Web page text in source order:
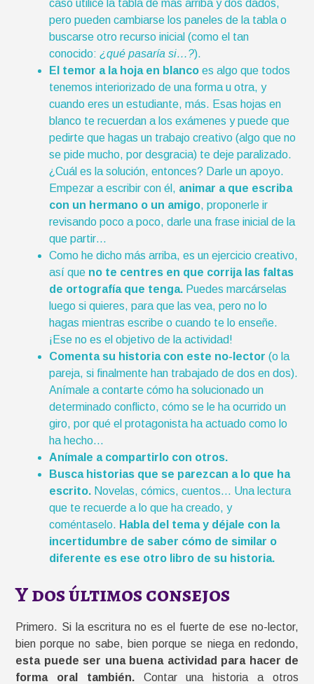
caso utilicé la tabla de más arriba y dos dados,
pero pueden cambiarse los paneles de la tabla o
buscarse otro recurso inicial (como el tan
conocido: ¿qué pasaría si…?).
El temor a la hoja en blanco es algo que todos
tenemos interiorizado de una forma u otra, y
cuando eres un estudiante, más. Esas hojas en
blanco te recuerdan a los exámenes y puede que
pedirte que hagas un trabajo creativo (algo que no
se pide mucho, por desgracia) te deje paralizado.
¿Cuál es la solución, entonces? Darle un apoyo.
Empezar a escribir con él, animar a que escriba
con un hermano o un amigo, proponerle ir
revisando poco a poco, darle una frase inicial de la
que partir…
Como he dicho más arriba, es un ejercicio creativo,
así que no te centres en que corrija las faltas
de ortografía que tenga. Puedes marcárselas
luego si quieres, para que las vea, pero no lo
hagas mientras escribe o cuando te lo enseñe.
¡Ese no es el objetivo de la actividad!
Comenta su historia con este no-lector (o la
pareja, si finalmente han trabajado de dos en dos).
Anímale a contarte cómo ha solucionado un
determinado conflicto, cómo se le ha ocurrido un
giro, por qué el protagonista ha actuado como lo
ha hecho…
Anímale a compartirlo con otros.
Busca historias que se parezcan a lo que ha
escrito. Novelas, cómics, cuentos… Una lectura
que te recuerde a lo que ha creado, y
coméntaselo. Habla del tema y déjale con la
incertidumbre de saber cómo de similar o
diferente es ese otro libro de su historia.
Y dos últimos consejos
Primero. Si la escritura no es el fuerte de ese no-lector,
bien porque no sabe, bien porque se niega en redondo,
esta puede ser una buena actividad para hacer de
forma oral también.Contar una historia a otros